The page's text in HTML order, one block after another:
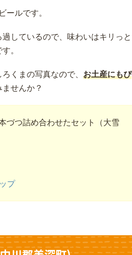
ルです。
しているので、味わいはキリっと
。
くまの写真なので、 お土産にもぴ
せんか？
づつ詰め合わせたセット（大雪
プ